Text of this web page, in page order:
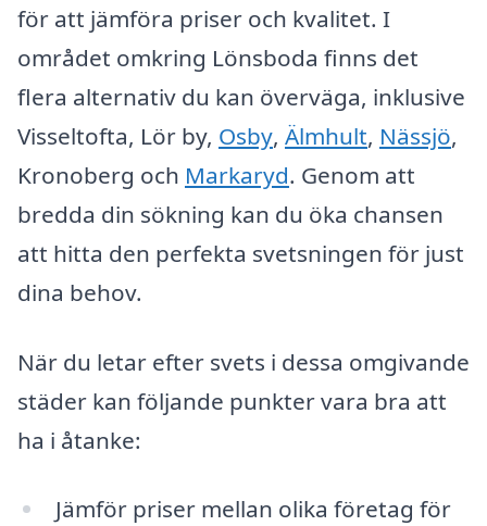
för att jämföra priser och kvalitet. I
området omkring Lönsboda finns det
flera alternativ du kan överväga, inklusive
Visseltofta, Lör by, Osby, Älmhult, Nässjö,
Kronoberg och Markaryd. Genom att
bredda din sökning kan du öka chansen
att hitta den perfekta svetsningen för just
dina behov.
När du letar efter svets i dessa omgivande
städer kan följande punkter vara bra att
ha i åtanke:
Jämför priser mellan olika företag för